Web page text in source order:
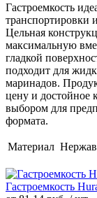
Гастроемкость
транспортировки
Цельная
максимальную
гладкой
подходит для
маринадов.
цену и достойное
выбором для
формата.
Материал
Гастроемкость